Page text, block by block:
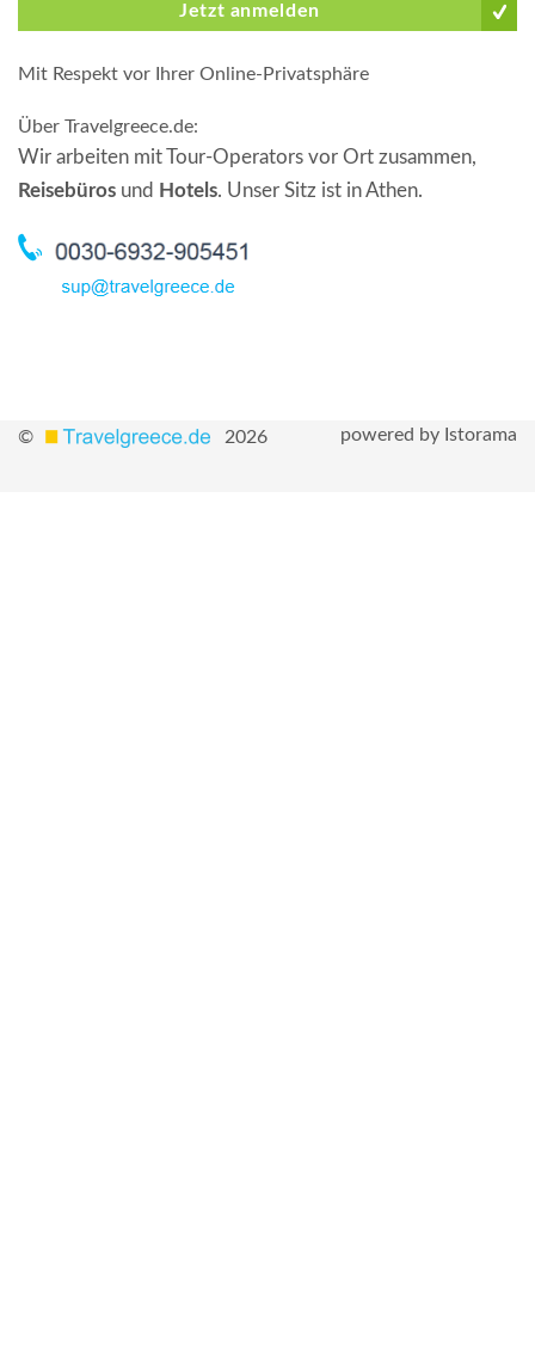
Jetzt anmelden
Mit Respekt vor Ihrer Online-Privatsphäre
Über Travelgreece.de:
Wir arbeiten mit Tour-Operators vor Ort zusammen,
Reisebüros und Hotels. Unser Sitz ist in Athen.
© 2026 powered by Istorama